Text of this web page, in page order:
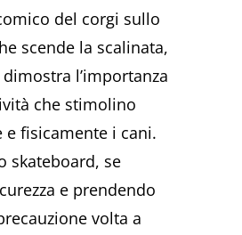
del corgi sullo
scende la scalinata,
l’importanza
che stimolino
e fisicamente i cani.
skateboard, se
e prendendo
volta a